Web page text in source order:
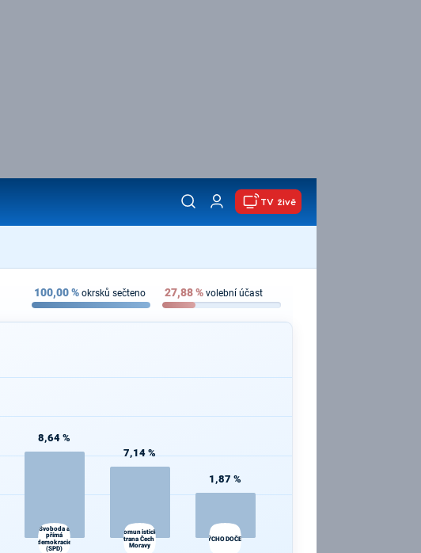
TV živě
100,00% okrsků sečteno 27,88% volební účast
8,64 %
Svoboda a
přímá
demokracie
(SPD)
7,14 %
Komunistická
strana Čech a
Moravy
1,87 %
VÝCHODOČEŠI